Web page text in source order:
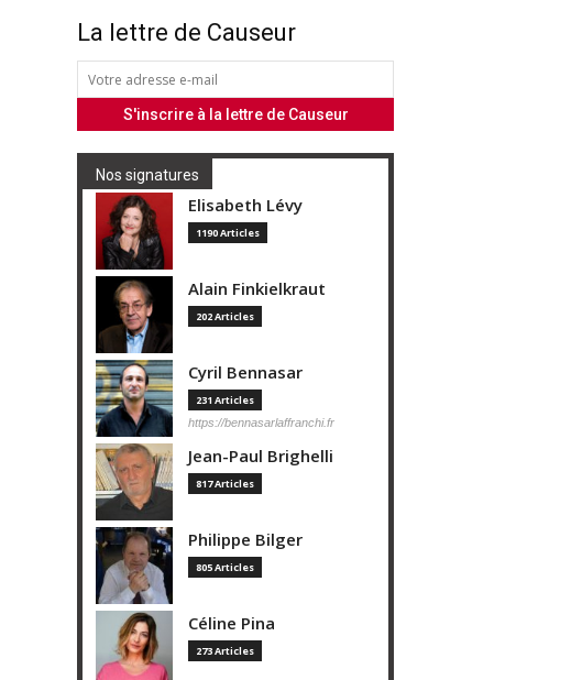
La lettre de Causeur
Nos signatures
Elisabeth Lévy
1190 Articles
Alain Finkielkraut
202 Articles
Cyril Bennasar
231 Articles
https://bennasarlaffranchi.fr
Jean-Paul Brighelli
817 Articles
Philippe Bilger
805 Articles
Céline Pina
273 Articles